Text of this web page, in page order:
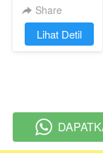
(2 Can Go)
Share
`Lihat Detil
`